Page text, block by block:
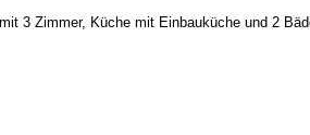
3 Zimmer, Küche mit Einbauküche und 2